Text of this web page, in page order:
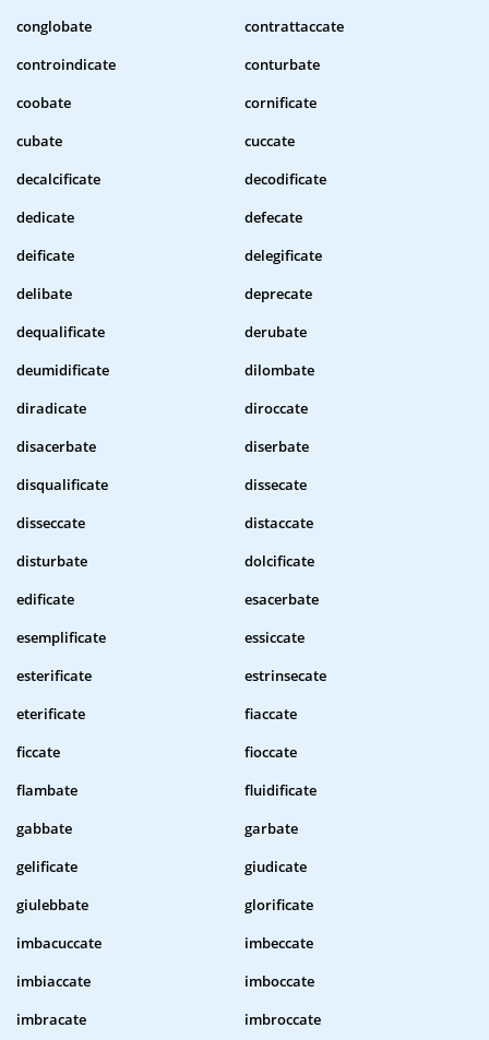
conglobate
contrattaccate
controindicate
conturbate
coobate
cornificate
cubate
cuccate
decalcificate
decodificate
dedicate
defecate
deificate
delegificate
delibate
deprecate
dequalificate
derubate
deumidificate
dilombate
diradicate
diroccate
disacerbate
diserbate
disqualificate
dissecate
disseccate
distaccate
disturbate
dolcificate
edificate
esacerbate
esemplificate
essiccate
esterificate
estrinsecate
eterificate
fiaccate
ficcate
fioccate
flambate
fluidificate
gabbate
garbate
gelificate
giudicate
giulebbate
glorificate
imbacuccate
imbeccate
imbiaccate
imboccate
imbracate
imbroccate